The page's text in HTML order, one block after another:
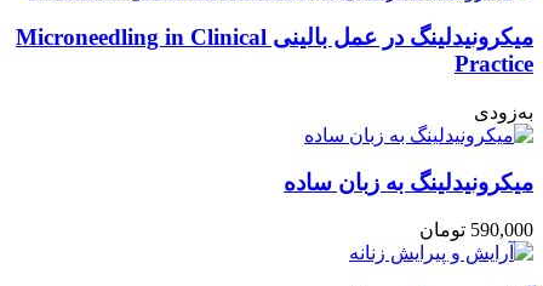
میکرونیدلینگ در عمل بالینی Microneedling in Clinical
Practice
به‌زودی
میکرونیدلینگ به زبان ساده
590,000 تومان